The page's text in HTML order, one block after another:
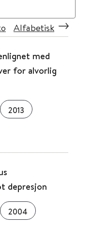
Alfabetisk
med
for alvorlig
2013
depresjon
2004